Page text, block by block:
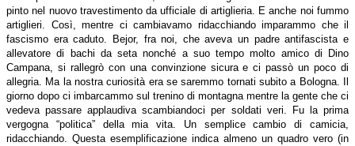
pinto nel nuovo travestimento da ufficiale di artiglieria. E anche noi fummo
artiglieri. Così, mentre ci cambiavamo ridacchiando imparammo che il
fascismo era caduto. Bejor, fra noi, che aveva un padre antifascista e
allevatore di bachi da seta nonché a suo tempo molto amico di Dino
Campana, si rallegrò con una convinzione sicura e ci passò un poco di
allegria. Ma la nostra curiosità era se saremmo tornati subito a Bologna. Il
giorno dopo ci imbarcammo sul trenino di montagna mentre la gente che ci
vedeva passare applaudiva scambiandoci per soldati veri. Fu la prima
vergogna “politica” della mia vita. Un semplice cambio di camicia,
ridacchiando. Questa esemplificazione indica almeno un quadro vero (in